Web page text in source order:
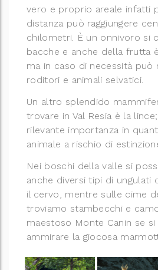
vero e proprio areale infatti
distanza può raggiungere
chilometri. È un onnivoro si
bacche e anche della frutta
ma in caso di necessità
roditori e animali selvatici.
Un altro splendido
trovare in Val Resia è la
rilevante importanza in
animale a rischio di
Nei boschi della valle si
anche diversi tipi di ungulati
il cervo, mentre sulle cime
troviamo stambecchi e
maestoso Monte Canin se
ammirare la giocosa